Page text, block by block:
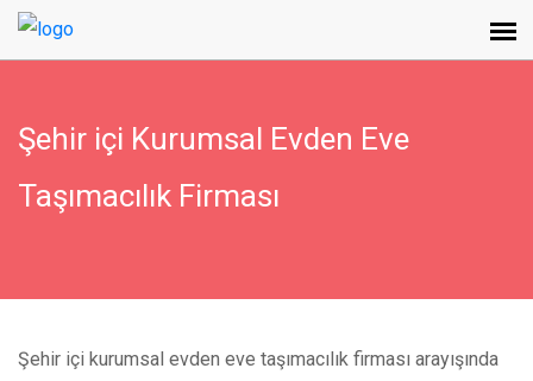
Şehir içi Kurumsal Evden Eve
Taşımacılık Firması
Şehir içi kurumsal evden eve taşımacılık firması arayışında